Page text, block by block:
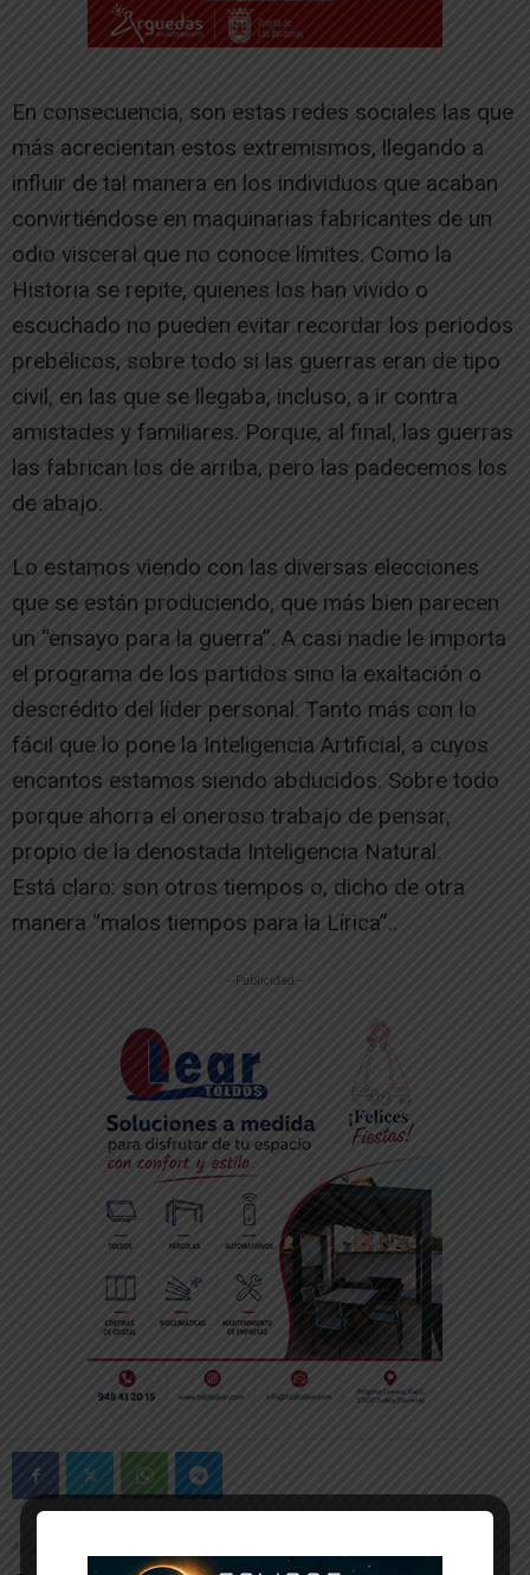
En consecuencia, son estas redes sociales las que
más acrecientan estos extremismos, llegando a
influir de tal manera en los individuos que acaban
convirtiéndose en maquinarias fabricantes de un
odio visceral que no conoce límites. Como la
Historia se repite, quienes los han vivido o
escuchado no pueden evitar recordar los periodos
prebélicos, sobre todo si las guerras eran de tipo
civil, en las que se llegaba, incluso, a ir contra
amistades y familiares. Porque, al final, las guerras
las fabrican los de arriba, pero las padecemos los
de abajo.
Lo estamos viendo con las diversas elecciones
que se están produciendo, que más bien parecen
un “ensayo para la guerra”. A casi nadie le importa
el programa de los partidos sino la exaltación o
descrédito del líder personal. Tanto más con lo
fácil que lo pone la Inteligencia Artificial, a cuyos
encantos estamos siendo abducidos. Sobre todo
porque ahorra el oneroso trabajo de pensar,
propio de la denostada Inteligencia Natural.
Está claro: son otros tiempos o, dicho de otra
manera “malos tiempos para la Lírica”..
-- Publicidad --
Artículo anterior Artículo siguiente